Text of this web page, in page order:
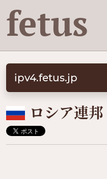
fetus
ipv4.fetus.jp
🇷🇺 ロシア連邦